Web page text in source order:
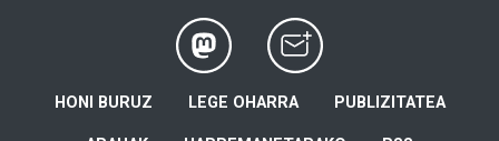
HONI BURUZ LEGE OHARRA PUBLIZITATEA